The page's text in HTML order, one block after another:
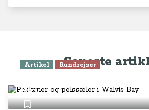
Seneste
Artikel Rundrejser
Bay